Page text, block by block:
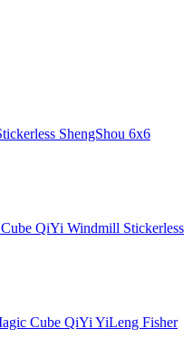
ShengShou 6x6
QiYi Windmill Stickerless
QiYi YiLeng Fisher